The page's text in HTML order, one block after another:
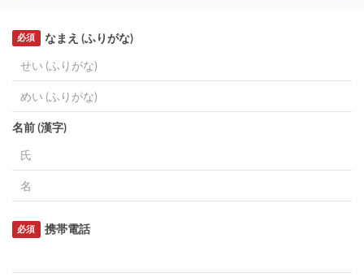
なまえ (ふりがな)
必須
名前 (漢字)
携帯電話
必須